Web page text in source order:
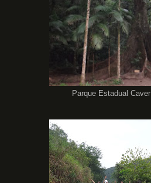
Parque Estadual